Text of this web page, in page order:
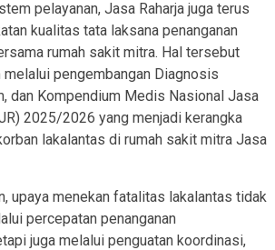
pelayanan, Jasa Raharja juga terus
kualitas tata laksana penanganan
rumah sakit mitra. Hal tersebut
melalui pengembangan Diagnosis
dan Kompendium Medis Nasional Jasa
2025/2026 yang menjadi kerangka
lakalantas di rumah sakit mitra Jasa
upaya menekan fatalitas lakalantas tidak
percepatan penanganan
juga melalui penguatan koordinasi,